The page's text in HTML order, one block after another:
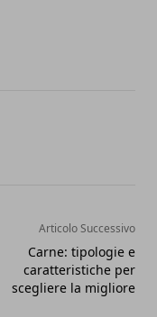
Articolo Successivo
Carne: tipologie e
caratteristiche per
scegliere la migliore